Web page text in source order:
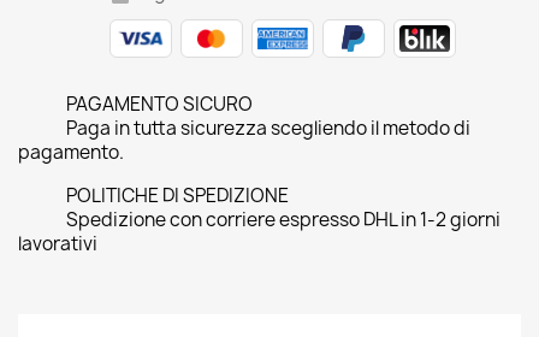
PAGAMENTO SICURO
Paga in tutta sicurezza scegliendo il metodo di
pagamento.
POLITICHE DI SPEDIZIONE
Spedizione con corriere espresso DHL in 1-2 giorni
lavorativi